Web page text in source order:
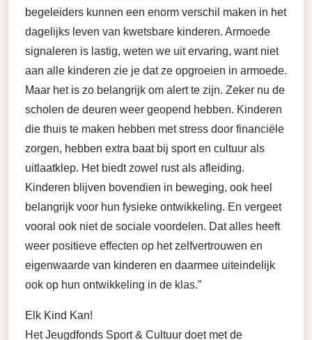
begeleiders kunnen een enorm verschil maken in het
dagelijks leven van kwetsbare kinderen. Armoede
signaleren is lastig, weten we uit ervaring, want niet
aan alle kinderen zie je dat ze opgroeien in armoede.
Maar het is zo belangrijk om alert te zijn. Zeker nu de
scholen de deuren weer geopend hebben. Kinderen
die thuis te maken hebben met stress door financiële
zorgen, hebben extra baat bij sport en cultuur als
uitlaatklep. Het biedt zowel rust als afleiding.
Kinderen blijven bovendien in beweging, ook heel
belangrijk voor hun fysieke ontwikkeling. En vergeet
vooral ook niet de sociale voordelen. Dat alles heeft
weer positieve effecten op het zelfvertrouwen en
eigenwaarde van kinderen en daarmee uiteindelijk
ook op hun ontwikkeling in de klas.”
Elk Kind Kan!
Het Jeugdfonds Sport & Cultuur doet met de